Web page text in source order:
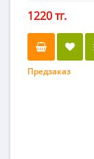
1220 тг.
Предзаказ